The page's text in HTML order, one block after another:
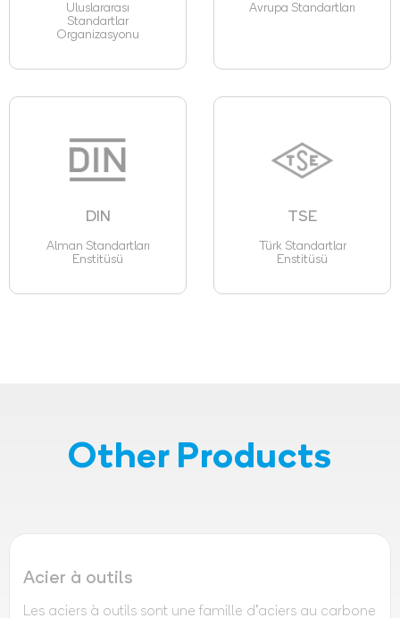
Uluslararası
Standartlar
Organizasyonu
Avrupa Standartları
DIN
Alman Standartları
Enstitüsü
TSE
Türk Standartlar
Enstitüsü
Other Products
Acier à outils
Les aciers à outils sont une famille d'aciers au carbone